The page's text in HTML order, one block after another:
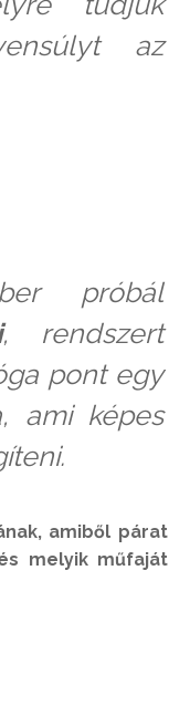
az
próbál
, rendszert
pont egy
ami képes
amiből párat
melyik műfaját